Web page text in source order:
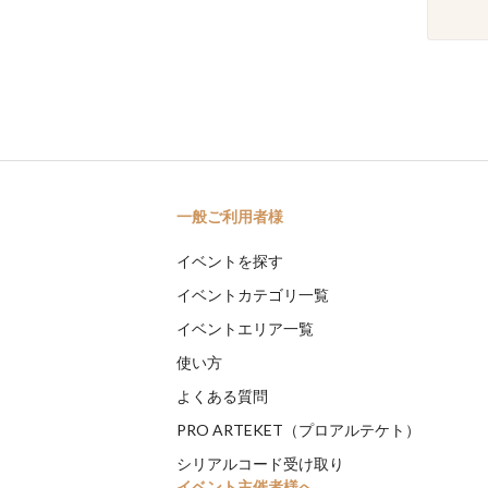
一般ご利用者様
イベントを探す
イベントカテゴリ一覧
イベントエリア一覧
使い方
よくある質問
PRO ARTEKET（プロアルテケト）
シリアルコード受け取り